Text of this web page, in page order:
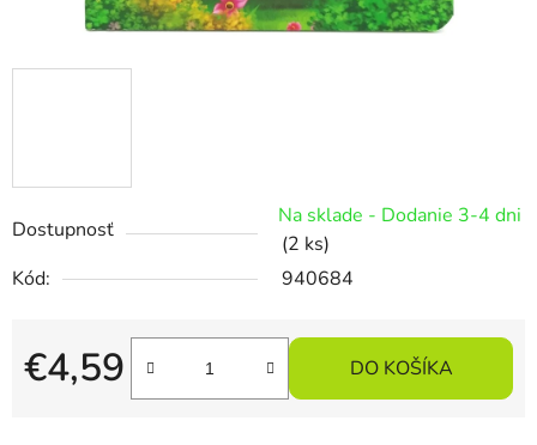
Dostupnosť
Na sklade - Dodanie 3-4 dni
(2 ks)
Kód:
940684
€4,59
Jednotková cena:
DO KOŠÍKA